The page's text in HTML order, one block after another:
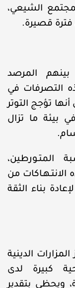
الشيعي،
فترة قصيرة.
المرصد
التصرفات في
تؤجج التوتر
بيئة ما تزال
المتـورطين،
من
بناء الثقة
الدينية
كبيرة لدى
ويحظى بتقدير